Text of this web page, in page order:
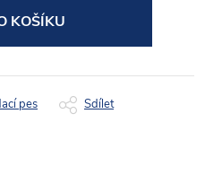
KOŠÍKU
pes Sdílet